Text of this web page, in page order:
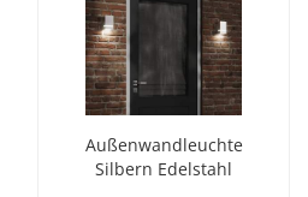
Außenwandleuchte
Silbern Edelstahl